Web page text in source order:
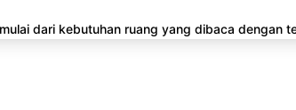
dari kebutuhan ruang yang dibaca dengan